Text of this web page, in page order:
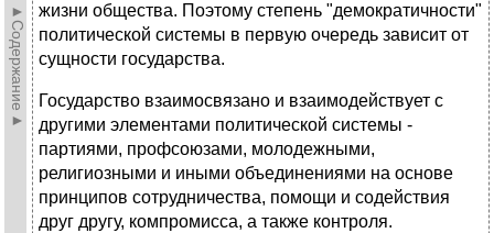
►Содержание►
жизни общества. Поэтому степень "демократичности"
политической системы в первую очередь зависит от
сущности государства.
Государство взаимосвязано и взаимодействует с
другими элементами политической системы -
партиями, профсоюзами, молодежными,
религиозными и иными объединениями на основе
принципов сотрудничества, помощи и содействия
друг другу, компромисса, а также контроля.